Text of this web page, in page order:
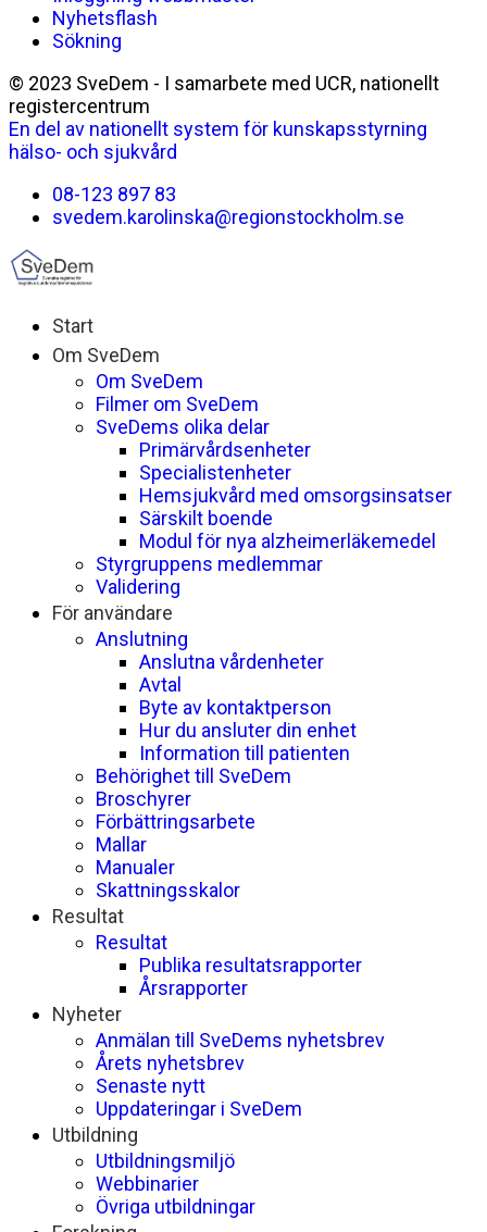
Nyhetsflash
Sökning
© 2023 SveDem - I samarbete med UCR, nationellt
registercentrum
En del av nationellt system för kunskapsstyrning
hälso- och sjukvård
08-123 897 83
svedem.karolinska@regionstockholm.se
Start
Om SveDem
Om SveDem
Filmer om SveDem
SveDems olika delar
Primärvårdsenheter
Specialistenheter
Hemsjukvård med omsorgsinsatser
Särskilt boende
Modul för nya alzheimerläkemedel
Styrgruppens medlemmar
Validering
För användare
Anslutning
Anslutna vårdenheter
Avtal
Byte av kontaktperson
Hur du ansluter din enhet
Information till patienten
Behörighet till SveDem
Broschyrer
Förbättringsarbete
Mallar
Manualer
Skattningsskalor
Resultat
Resultat
Publika resultatsrapporter
Årsrapporter
Nyheter
Anmälan till SveDems nyhetsbrev
Årets nyhetsbrev
Senaste nytt
Uppdateringar i SveDem
Utbildning
Utbildningsmiljö
Webbinarier
Övriga utbildningar